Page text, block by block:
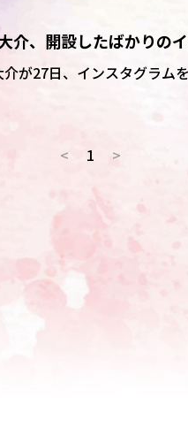
介、開設したばかりの
ぬいぐるみみたい」
が27日、インスタグラム
< 1 >